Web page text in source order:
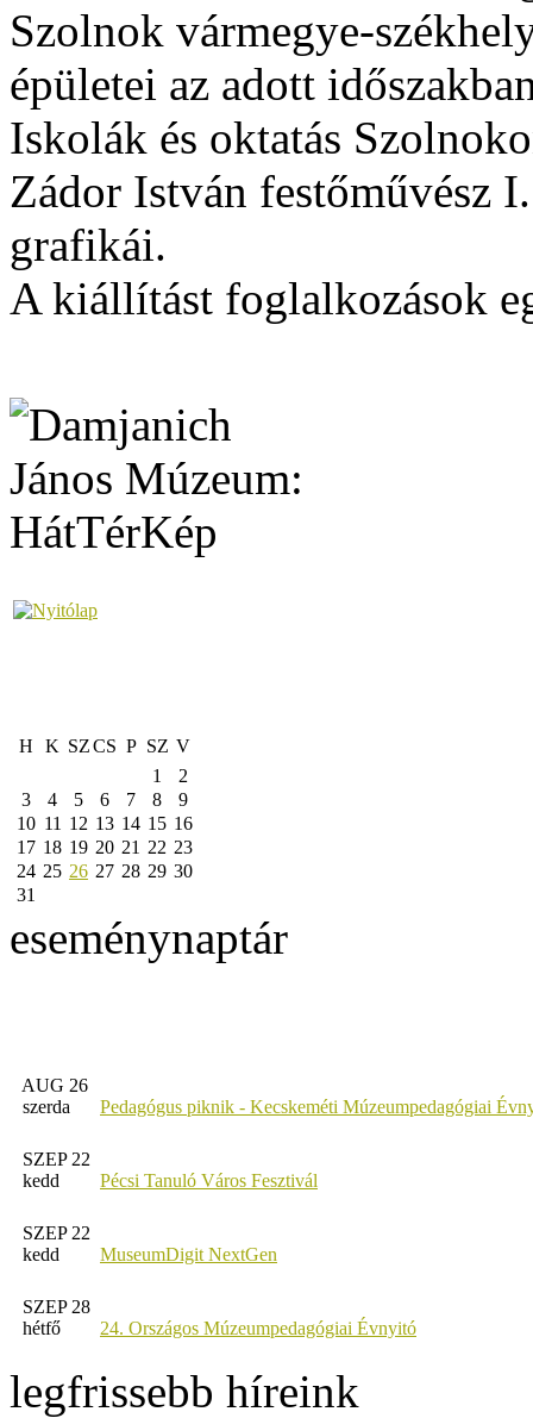
Szolnok vármegye-
épületei az adott
Iskolák és oktatás
Zádor István festőművész
grafikái.
A kiállítást foglalkozások
H K SZCS P SZ V
1
2
3
4 5 6 7 8
9
10 11 12 13 14 15 16
17 18 19 20 21 22 23
24 25 26 27 28 29 30
31
eseménynaptár
AUG 26
szerda
Pedagógus piknik - Kecskeméti Múzeumpedagógiai
SZEP 22
kedd
Pécsi Tanuló Város Fesztivál
SZEP 22
kedd
MuseumDigit NextGen
SZEP 28
hétfő
24. Országos Múzeumpedagógiai Évnyitó
legfrissebb híreink